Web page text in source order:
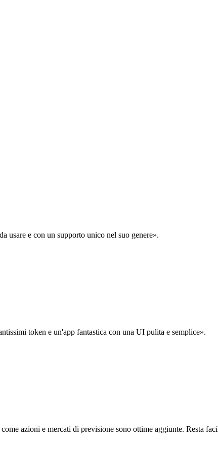
usare e con un supporto unico nel suo genere».
token e un'app fantastica con una UI pulita e semplice».
azioni e mercati di previsione sono ottime aggiunte. Resta